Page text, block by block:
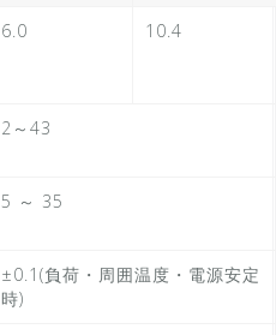
6.0 10.4
2～43
5 ～ 35
±0.1(負荷・周囲温度・電源安定
時)